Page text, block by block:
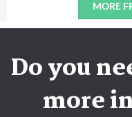
MORE
Do you
more